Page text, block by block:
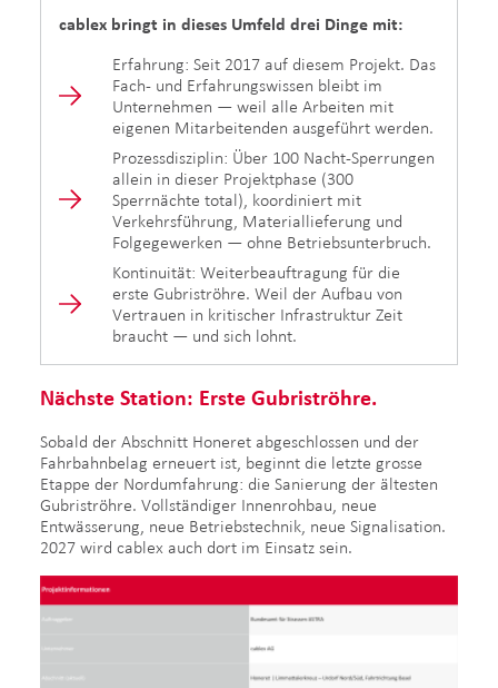
cablex bringt in dieses Umfeld drei Dinge mit:
Erfahrung: Seit 2017 auf diesem Projekt. Das
Fach- und Erfahrungswissen bleibt im
Unternehmen — weil alle Arbeiten mit
eigenen Mitarbeitenden ausgeführt werden.
Prozessdisziplin: Über 100 Nacht-Sperrungen
allein in dieser Projektphase (300
Sperrnächte total), koordiniert mit
Verkehrsführung, Materiallieferung und
Folgegewerken — ohne Betriebsunterbruch.
Kontinuität: Weiterbeauftragung für die
erste Gubriströhre. Weil der Aufbau von
Vertrauen in kritischer Infrastruktur Zeit
braucht — und sich lohnt.
Nächste Station: Erste Gubriströhre.
Sobald der Abschnitt Honeret abgeschlossen und der
Fahrbahnbelag erneuert ist, beginnt die letzte grosse
Etappe der Nordumfahrung: die Sanierung der ältesten
Gubriströhre. Vollständiger Innenrohbau, neue
Entwässerung, neue Betriebstechnik, neue Signalisation.
2027 wird cablex auch dort im Einsatz sein.